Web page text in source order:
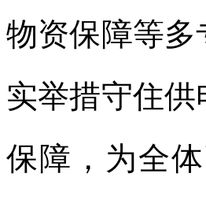
物资保障等
实举措守住
保障，为全